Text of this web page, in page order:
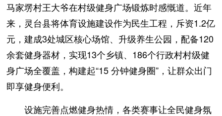
马家塄村王大爷在村级健身广场锻炼时感慨道。近年
来，灵台县将体育设施建设作为民生工程，斥资1.2亿
元，建成3处城区核心场馆、升级养生公园，配备120
余套健身器材，实现13个乡镇、186个行政村村级健
身广场全覆盖，构建起“15 分钟健身圈”，让群众出门
即享健身便利。
设施完善点燃健身热情，各类赛事让全民健身氛